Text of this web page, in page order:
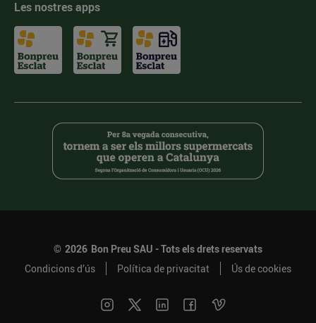
Les nostres apps
© 2026 Bon Preu SAU - Tots els drets reservats
Condicions d’ús
Política de privacitat Ús de cookies